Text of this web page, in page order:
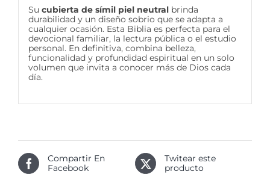
Su cubierta de símil piel neutral brinda
durabilidad y un diseño sobrio que se adapta a
cualquier ocasión. Esta Biblia es perfecta para el
devocional familiar, la lectura pública o el estudio
personal. En definitiva, combina belleza,
funcionalidad y profundidad espiritual en un solo
volumen que invita a conocer más de Dios cada
día.
Compartir En
Facebook
Twitear este
producto